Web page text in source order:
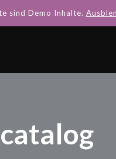
catalog
sind Demo Inhalte.